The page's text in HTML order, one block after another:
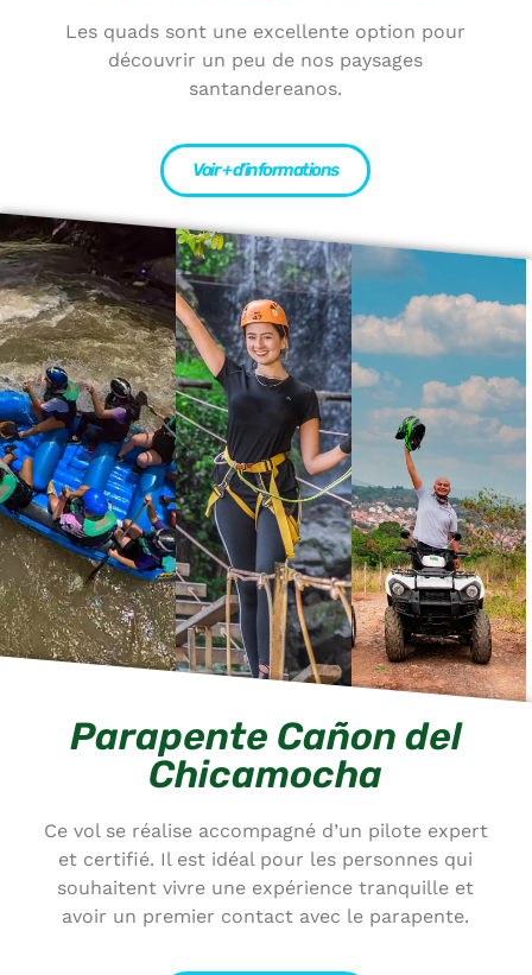
Les quads sont une excellente option pour
découvrir un peu de nos paysages
santandereanos.
Voir + d’informations
Parapente Cañon del
Chicamocha
Ce vol se réalise accompagné d’un pilote expert
et certifié. Il est idéal pour les personnes qui
souhaitent vivre une expérience tranquille et
avoir un premier contact avec le parapente.